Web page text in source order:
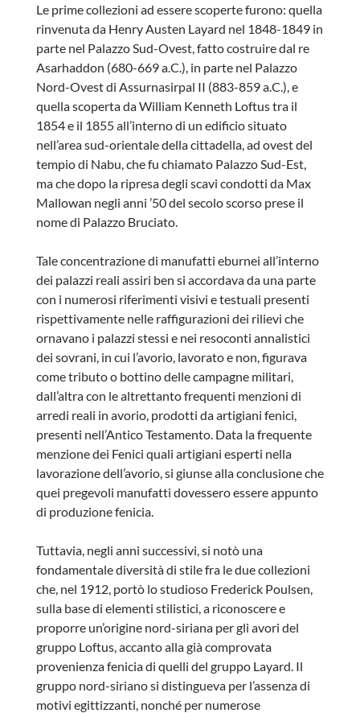
Le prime collezioni ad essere scoperte furono: quella
rinvenuta da Henry Austen Layard nel 1848-1849 in
parte nel Palazzo Sud-Ovest, fatto costruire dal re
Asarhaddon (680-669 a.C.), in parte nel Palazzo
Nord-Ovest di Assurnasirpal II (883-859 a.C.), e
quella scoperta da William Kenneth Loftus tra il
1854 e il 1855 all’interno di un edificio situato
nell’area sud-orientale della cittadella, ad ovest del
tempio di Nabu, che fu chiamato Palazzo Sud-Est,
ma che dopo la ripresa degli scavi condotti da Max
Mallowan negli anni ’50 del secolo scorso prese il
nome di Palazzo Bruciato.
Tale concentrazione di manufatti eburnei all’interno
dei palazzi reali assiri ben si accordava da una parte
con i numerosi riferimenti visivi e testuali presenti
rispettivamente nelle raffigurazioni dei rilievi che
ornavano i palazzi stessi e nei resoconti annalistici
dei sovrani, in cui l’avorio, lavorato e non, figurava
come tributo o bottino delle campagne militari,
dall’altra con le altrettanto frequenti menzioni di
arredi reali in avorio, prodotti da artigiani fenici,
presenti nell’Antico Testamento. Data la frequente
menzione dei Fenici quali artigiani esperti nella
lavorazione dell’avorio, si giunse alla conclusione che
quei pregevoli manufatti dovessero essere appunto
di produzione fenicia.
Tuttavia, negli anni successivi, si notò una
fondamentale diversità di stile fra le due collezioni
che, nel 1912, portò lo studioso Frederick Poulsen,
sulla base di elementi stilistici, a riconoscere e
proporre un’origine nord-siriana per gli avori del
gruppo Loftus, accanto alla già comprovata
provenienza fenicia di quelli del gruppo Layard. Il
gruppo nord-siriano si distingueva per l’assenza di
motivi egittizzanti, nonché per numerose